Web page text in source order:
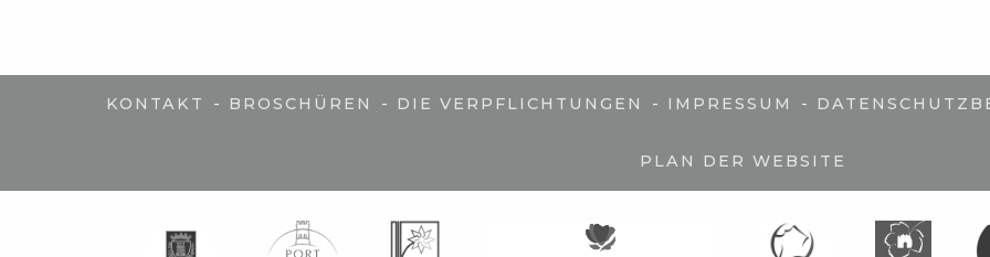
KONTAKT - BROSCHÜREN - DIE VERPFLICHTUNGEN - IMPRESSUM -
PLAN DER WEBSITE